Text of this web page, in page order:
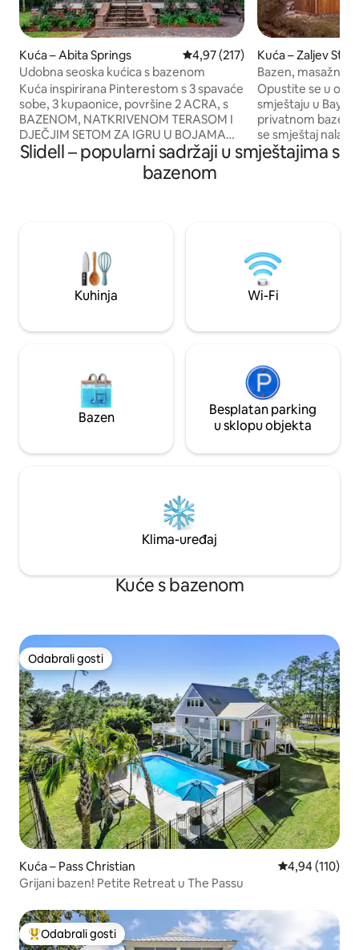
Kuća – Abita Springs Prosječna ocjena: 4,97/5,
4,97 (217)
Udobna seoska kućica s bazenom
Kuća inspirirana Pinterestom s 3 spavaće
sobe, 3 kupaonice, površine 2 ACRA, s
BAZENOM, NATKRIVENOM TERASOM I
DJEČJIM SETOM ZA IGRU U BOJAMA
DUGE. Smještaj je uređen u rustikalnom
seoskom modernom stilu i smješten je u
šumi. U svakoj sobi je pametni TV.
prednja veranda sa stolicama za ljuljanje.
Prilagođena tuš-kabina s otvorom i
toaletni element. Stropni ventilatori,
centralni klima-uređaj i UGRAĐENI
kuhinja, s TV-om, kamado roštiljem i
Kuća – Zaljev St.
Bazen, masažna
obalu zaljeva St.
Opustite se u
smještaju u Bay
privatnom bazenu i
se smještaj nalazi
ima dovoljno
zabavu. Na raspolaganju vam je mnoštvo
vreće za
plažu i još mnogo toga. Ovaj
savršen za vaš
nemojte čekati.
Slidell – popularni sadržaji u smještajima s
bazenom
Kuhinja Wi-Fi
Bazen
Besplatan parking
u sklopu objekta
Klima-uređaj
Kuće s bazenom
Odabrali gosti
Odabrali gosti
Kuća – Pass Christian Prosječna
4,94 (110)
Grijani bazen! Petite Retreat u The Passu
Među najviše rangiranima s oznakom „Odabrali gosti”
Odabrali gosti